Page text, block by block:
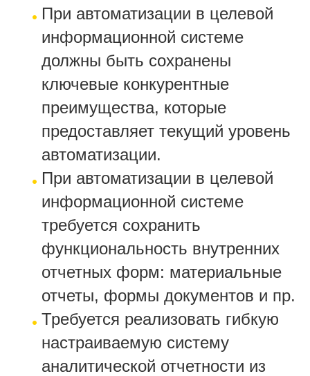
При автоматизации в целевой
информационной системе
должны быть сохранены
ключевые конкурентные
преимущества, которые
предоставляет текущий уровень
автоматизации.
При автоматизации в целевой
информационной системе
требуется сохранить
функциональность внутренних
отчетных форм: материальные
отчеты, формы документов и пр.
Требуется реализовать гибкую
настраиваемую систему
аналитической отчетности из